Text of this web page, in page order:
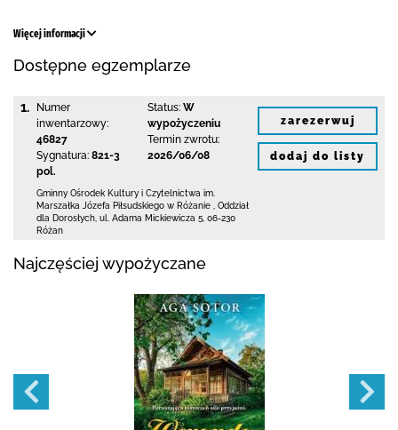
Więcej informacji
Dostępne egzemplarze
1.
Numer
inwentarzowy:
46827
Sygnatura: 821-3
pol.
Status: W
wypożyczeniu
Termin zwrotu:
2026/06/08
Gminny Ośrodek Kultury i Czytelnictwa im.
Marszałka Józefa Piłsudskiego w Różanie
Oddział
dla Dorosłych, ul. Adama Mickiewicza 5 06-230
Różan
zarezerwuj
dodaj do listy
Najczęściej wypożyczane